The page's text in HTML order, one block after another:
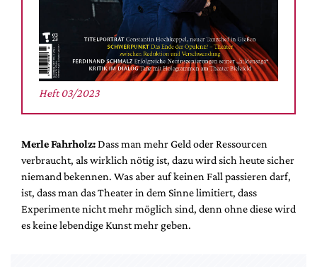
Heft 03/2023
Merle Fahrholz:Dass man mehr Geld oder Ressourcen
verbraucht, als wirklich nötig ist, dazu wird sich heute sicher
niemand bekennen. Was aber auf keinen Fall passieren darf,
ist, dass man das Theater in dem Sinne limitiert, dass
Experimente nicht mehr möglich sind, denn ohne diese wird
es keine lebendige Kunst mehr geben.